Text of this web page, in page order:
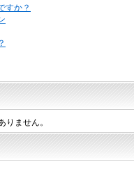
すか？
りません。